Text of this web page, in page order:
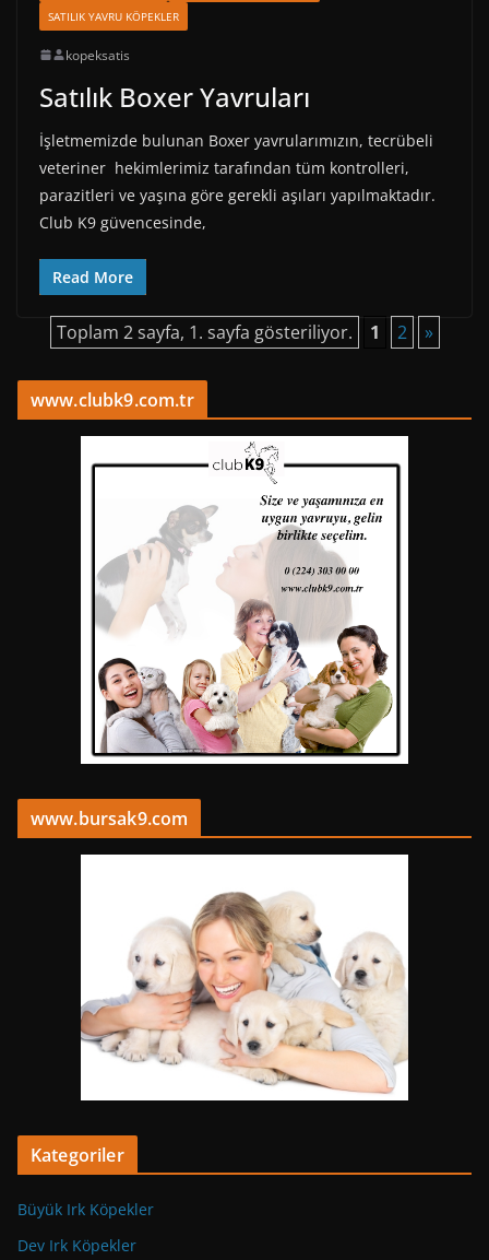
SATILIK YAVRU KÖPEKLER
kopeksatis
Satılık Boxer Yavruları
İşletmemizde bulunan Boxer yavrularımızın, tecrübeli
veteriner hekimlerimiz tarafından tüm kontrolleri,
parazitleri ve yaşına göre gerekli aşıları yapılmaktadır.
Club K9 güvencesinde,
Read More
Toplam 2 sayfa, 1. sayfa gösteriliyor. 1 2 »
www.clubk9.com.tr
www.bursak9.com
Kategoriler
Büyük Irk Köpekler
Dev Irk Köpekler